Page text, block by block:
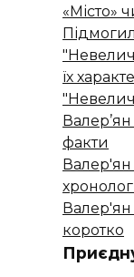
«Місто»
їх
факти
Валер'ян
коротко